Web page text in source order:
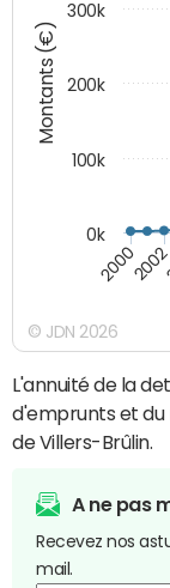
Montants (€)
20002002
0k
100k
200k
300k
© JDN 2026
L'annuité de la
d'emprunts et
de Villers-Brûlin.
A ne pas
Recevez nos
mail.